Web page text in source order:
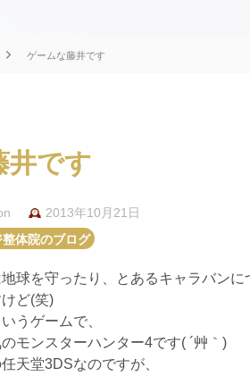
ゲームな藤井です
井です
2013年10月21日
体院のブログ
球を守ったり、とあるキャラバン
ど(笑)
うゲームで、
モンスターハンター4です( ´艸｀)
天堂3DSなのですが、